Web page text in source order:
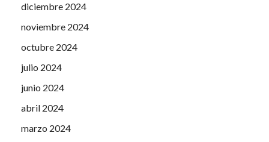
diciembre 2024
noviembre 2024
octubre 2024
julio 2024
junio 2024
abril 2024
marzo 2024